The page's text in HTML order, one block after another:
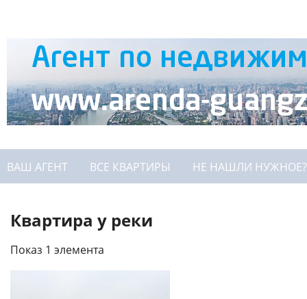
ВАШ АГЕНТ ВСЕ КВАРТИРЫ НЕ НАШЛИ НУЖНОЕ?
Квартира у реки
Показ 1 элемента